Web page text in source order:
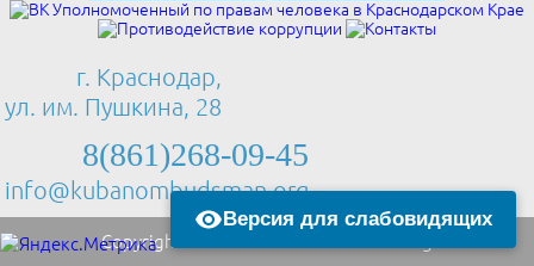
г. Краснодар,
ул. им. Пушкина, 28
8(861)268-09-45
info@kubanombudsman.org
Copyright © 2013 Kubanombudsman.org
Версия для слабовидящих